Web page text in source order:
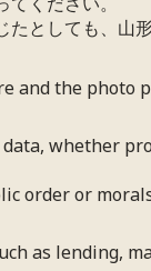
としても、山
and the photo
whether
order or
as lending,